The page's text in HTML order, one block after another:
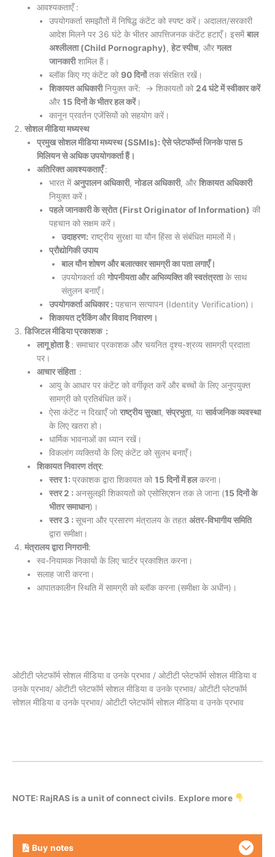
आवश्यकताएँ :
उपयोगकर्ता समझौतों में निषिद्ध कंटेंट को स्पष्ट करें। अदालत/सरकारी
आदेश मिलने पर 36 घंटे के भीतर आपत्तिजनक कंटेंट हटाएँ। इसमेंबाल
अश्लीलता (Child Pornography), हेट स्पीच, और गलत
जानकारीशामिल हैं।
ब्लॉक किए गए कंटेंट को 90 दिनोंतक संरक्षित रखें।
शिकायत अधिकारीनियुक्त करें: → शिकायतों को 24 घंटे में स्वीकार करें
और 15 दिनों के भीतर हल करें।
कानून प्रवर्तन एजेंसियों को सहयोग करें।
सोशल मीडिया मध्यस्थ
प्रमुख सोशल मीडिया मध्यस्थ (SSMIs): ऐसे प्लेटफॉर्म्स जिनके पास 5
मिलियन से अधिक उपयोगकर्ता हैं।
अतिरिक्त आवश्यकताएँ:
भारत मेंअनुपालन अधिकारी, नोडल अधिकारी, और शिकायत अधिकारी
नियुक्त करें।
पहले जानकारी के स्रोत (First Originator of Information) की
पहचान को सक्षम करें।
उदाहरण: राष्ट्रीय सुरक्षा या यौन हिंसा से संबंधित मामलों में।
प्रौद्योगिकी उपाय
बाल यौन शोषण और बलात्कार सामग्री का पता लगाएँ।
उपयोगकर्ता की गोपनीयता और अभिव्यक्ति की स्वतंत्रताके साथ
संतुलन बनाएँ।
उपयोगकर्ता अधिकार : पहचान सत्यापन (Identity Verification)।
शिकायत ट्रैकिंग और विवाद निवारण।
डिजिटल मीडिया प्रकाशक :
लागू होता है: समाचार प्रकाशक और चयनित दृश्य-श्रव्य सामग्री प्रदाता
पर।
आचार संहिता :
आयु के आधार पर कंटेंट को वर्गीकृत करें और बच्चों के लिए अनुपयुक्त
सामग्री को प्रतिबंधित करें।
ऐसा कंटेंट न दिखाएँ जो राष्ट्रीय सुरक्षा, संप्रभुता, या सार्वजनिक व्यवस्था
के लिए खतरा हो।
धार्मिक भावनाओं का ध्यान रखें।
विकलांग व्यक्तियों के लिए कंटेंट को सुलभ बनाएँ।
शिकायत निवारण तंत्र:
स्तर 1: प्रकाशक द्वारा शिकायत को 15 दिनों में हलकरना।
स्तर 2 : अनसुलझी शिकायतों को एसोसिएशन तक ले जाना (15 दिनों के
भीतर समाधान)।
स्तर 3 : सूचना और प्रसारण मंत्रालय के तहत अंतर-विभागीय समिति
द्वारा समीक्षा।
मंत्रालय द्वारा निगरानी:
स्व-नियामक निकायों के लिए चार्टर प्रकाशित करना।
सलाह जारी करना।
आपातकालीन स्थिति में सामग्री को ब्लॉक करना (समीक्षा के अधीन)।
ओटीटी प्लेटफॉर्म सोशल मीडिया व उनके प्रभाव / ओटीटी प्लेटफॉर्म सोशल मीडिया व
उनके प्रभाव/ ओटीटी प्लेटफॉर्म सोशल मीडिया व उनके प्रभाव/ ओटीटी प्लेटफॉर्म
सोशल मीडिया व उनके प्रभाव/ ओटीटी प्लेटफॉर्म सोशल मीडिया व उनके प्रभाव
NOTE: RajRAS is a unit of connect civils. Explore more
Buy notes